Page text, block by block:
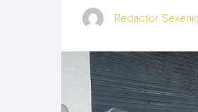
Nuevo Leon
Sinaloa
Tlaxcala
Redactor